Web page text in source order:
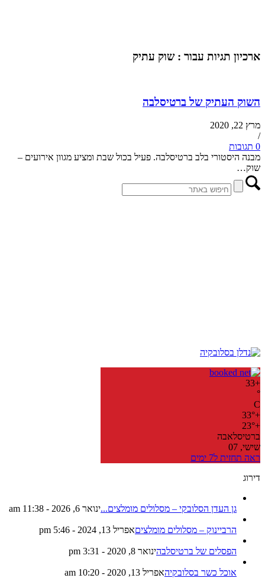
ארכיון תגיות עבור :שוק עתיק
השוק העתיק של ברטיסלבה
מרץ 22, 2020
/
0 תגובות
מבנה היסטורי בלב ברטיסלבה. פעיל בכול שבת ומציע מגוון אירועים –
שוק…
+
33
°
C
+
33°
+
23°
ברטיסלאבה
שישי, 07
ראה תחזית ל7 ימים
דירוג
גן העדן הסלובקי – מסלולים מומלצים...ינואר 6, 2026 - 11:38 am
הרביינוק – מסלולים מומלציםאפריל 13, 2024 - 5:46 pm
הפסלים של ברטיסלבהינואר 8, 2020 - 3:31 pm
אוכל כשר בסלובקיהאפריל 13, 2020 - 10:20 am